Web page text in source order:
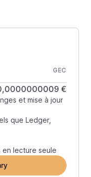
GEC
€
et mise à jour
que Ledger,
lecture seule